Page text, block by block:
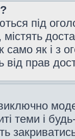
під
містять
само як і
прав
теми і